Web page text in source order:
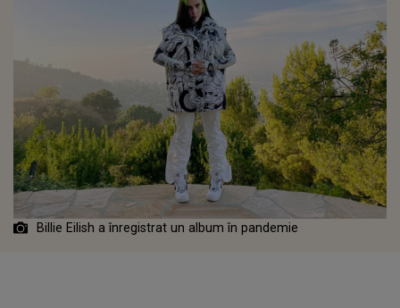
Billie Eilish a înregistrat un album în pandemie